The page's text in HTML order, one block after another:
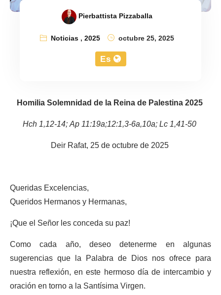
Pierbattista Pizzaballa
Noticias,2025 octubre 25, 2025
Es
Homilia Solemnidad de la Reina de Palestina 2025
Hch 1,12-14; Ap 11:19a;12:1,3-6a,10a; Lc 1,41-50
Deir Rafat, 25 de octubre de 2025
Queridas Excelencias,
Queridos Hermanos y Hermanas,
¡Que el Señor les conceda su paz!
Como cada año, deseo detenerme en algunas
sugerencias que la Palabra de Dios nos ofrece para
nuestra reflexión, en este hermoso día de intercambio y
oración en torno a la Santísima Virgen.